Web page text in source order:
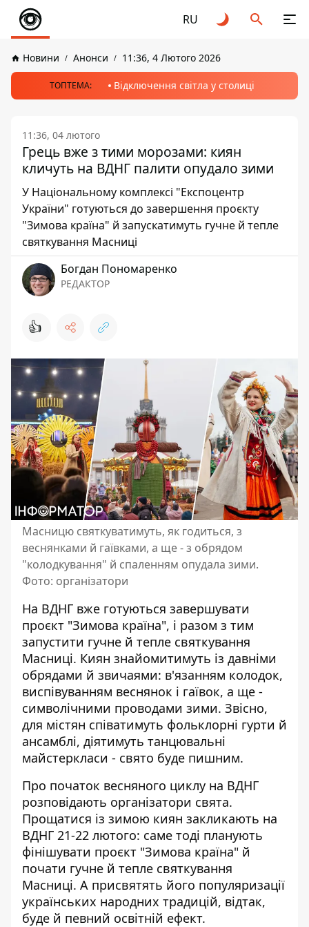
RU
Новини Анонси 11:36, 4 Лютого 2026
ТОПТЕМА: Відключення світла у столиці
11:36, 04 лютого
Грець вже з тими морозами: киян
кличуть на ВДНГ палити опудало зими
У Національному комплексі "Експоцентр
України" готуються до завершення проєкту
"Зимова країна" й запускатимуть гучне й тепле
святкування Масниці
Богдан Пономаренко
РЕДАКТОР
👍
Масницю святкуватимуть, як годиться, з
веснянками й гаївками, а ще - з обрядом
"колодкування" й спаленням опудала зими.
Фото: організатори
На ВДНГ вже готуються завершувати
проєкт "Зимова країна", і разом з тим
запустити гучне й тепле святкування
Масниці. Киян знайомитимуть із давніми
обрядами й звичаями: в'язанням колодок,
виспівуванням веснянок і гаївок, а ще -
символічними проводами зими. Звісно,
для містян співатимуть фольклорні гурти й
ансамблі, діятимуть танцювальні
майстеркласи - свято буде пишним.
Про початок весняного циклу на ВДНГ
розповідають організатори свята.
Прощатися із зимою киян закликають на
ВДНГ 21-22 лютого: саме тоді планують
фінішувати проєкт "Зимова країна" й
почати гучне й тепле святкування
Масниці. А присвятять його популяризації
українських народних традицій, відтак,
буде й певний освітній ефект.